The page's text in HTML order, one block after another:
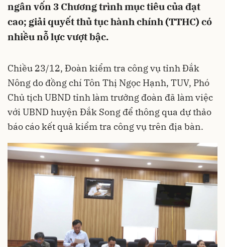
ngân vốn 3 Chương trình mục tiêu của đạt
cao; giải quyết thủ tục hành chính (TTHC) có
nhiều nỗ lực vượt bậc.
Chiều 23/12, Đoàn kiểm tra công vụ tỉnh Đắk
Nông do đồng chí Tôn Thị Ngọc Hạnh, TUV, Phó
Chủ tịch UBND tỉnh làm trưởng đoàn đã làm việc
với UBND huyện Đắk Song để thông qua dự thảo
báo cáo kết quả kiểm tra công vụ trên địa bàn.